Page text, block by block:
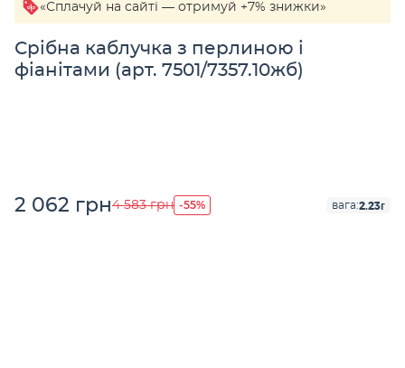
«Сплачуй на сайті — отримуй +7% знижки»
Срібна каблучка з перлиною і
фіанітами (арт. 7501/7357.10жб)
2 062 грн4 583 грн -55% вага:2.23г